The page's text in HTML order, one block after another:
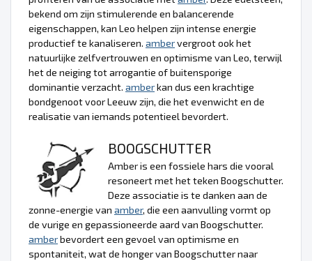
bekend om zijn stimulerende en balancerende
eigenschappen, kan Leo helpen zijn intense energie
productief te kanaliseren. ambervergroot ook het
natuurlijke zelfvertrouwen en optimisme van Leo, terwijl
het de neiging tot arrogantie of buitensporige
dominantie verzacht. amberkan dus een krachtige
bondgenoot voor Leeuw zijn, die het evenwicht en de
realisatie van iemands potentieel bevordert.
BOOGSCHUTTER
Amber is een fossiele hars die vooral
resoneert met het teken Boogschutter.
Deze associatie is te danken aan de
zonne-energie van amber, die een aanvulling vormt op
de vurige en gepassioneerde aard van Boogschutter.
amberbevordert een gevoel van optimisme en
spontaniteit, wat de honger van Boogschutter naar